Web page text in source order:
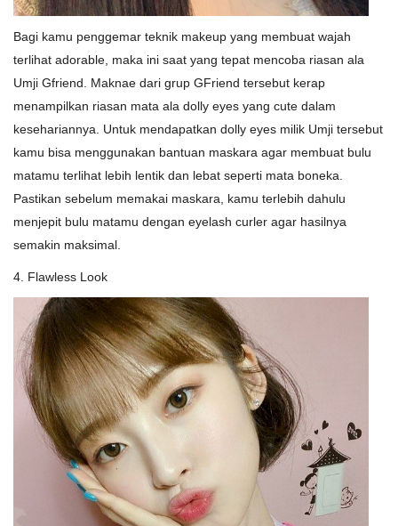
Bagi kamu penggemar teknik makeup yang membuat wajah
terlihat adorable, maka ini saat yang tepat mencoba riasan ala
Umji Gfriend. Maknae dari grup GFriend tersebut kerap
menampilkan riasan mata ala dolly eyes yang cute dalam
kesehariannya. Untuk mendapatkan dolly eyes milik Umji tersebut
kamu bisa menggunakan bantuan maskara agar membuat bulu
matamu terlihat lebih lentik dan lebat seperti mata boneka.
Pastikan sebelum memakai maskara, kamu terlebih dahulu
menjepit bulu matamu dengan eyelash curler agar hasilnya
semakin maksimal.
4. Flawless Look